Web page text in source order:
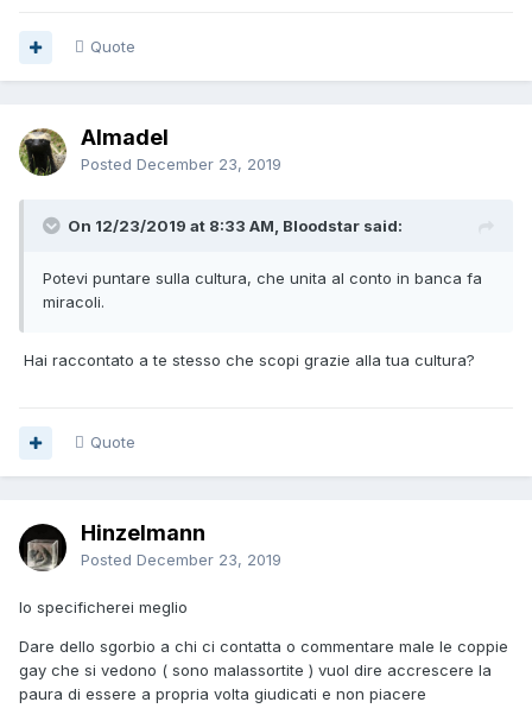
Quote
Almadel
Posted December 23, 2019
On 12/23/2019 at 8:33 AM, Bloodstar said:
Potevi puntare sulla cultura, che unita al conto in banca fa
miracoli.
Hai raccontato a te stesso che scopi grazie alla tua cultura?
Quote
Hinzelmann
Posted December 23, 2019
Io specificherei meglio
Dare dello sgorbio a chi ci contatta o commentare male le coppie
gay che si vedono ( sono malassortite ) vuol dire accrescere la
paura di essere a propria volta giudicati e non piacere